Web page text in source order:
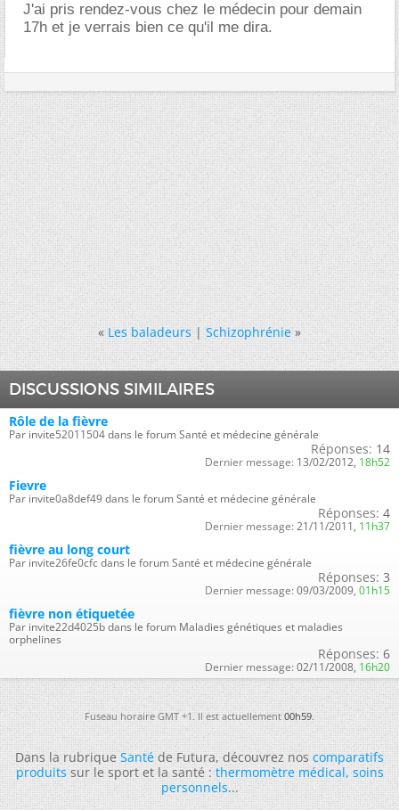
J'ai pris rendez-vous chez le médecin pour demain
17h et je verrais bien ce qu'il me dira.
« Les baladeurs|Schizophrénie »
DISCUSSIONS SIMILAIRES
Rôle de la fièvre
Par invite52011504 dans le forum Santé et médecine générale
Réponses: 14
Dernier message: 13/02/2012, 18h52
Fievre
Par invite0a8def49 dans le forum Santé et médecine générale
Réponses: 4
Dernier message: 21/11/2011, 11h37
fièvre au long court
Par invite26fe0cfc dans le forum Santé et médecine générale
Réponses: 3
Dernier message: 09/03/2009, 01h15
fièvre non étiquetée
Par invite22d4025b dans le forum Maladies génétiques et maladies
orphelines
Réponses: 6
Dernier message: 02/11/2008, 16h20
Fuseau horaire GMT +1. Il est actuellement00h59.
Dans la rubriqueSantéde Futura, découvrez noscomparatifs
produitssur le sport et la santé :thermomètre médical,soins
personnels...